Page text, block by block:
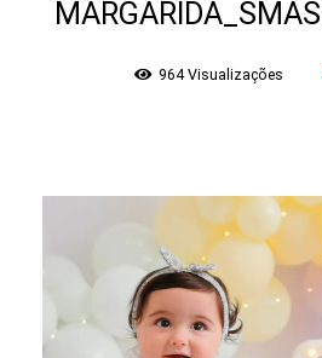
964Visualizações